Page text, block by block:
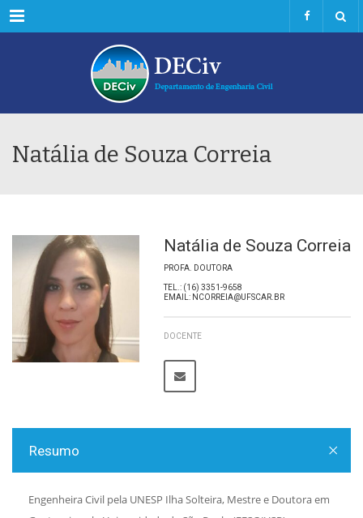
Menu
Natália de Souza Correia
Natália de Souza Correia
PROFA. DOUTORA
TEL.: (16) 3351-9658
EMAIL: NCORREIA@UFSCAR.BR
DOCENTE
Resumo
Engenheira Civil pela UNESP Ilha Solteira, Mestre e Doutora em